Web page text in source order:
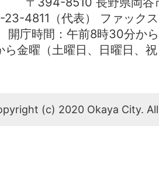
23-4811（代表） ファッ
開庁時間：午前8時30分か
ら金曜（土曜日、日曜日、
(c) 2020 Okaya City.